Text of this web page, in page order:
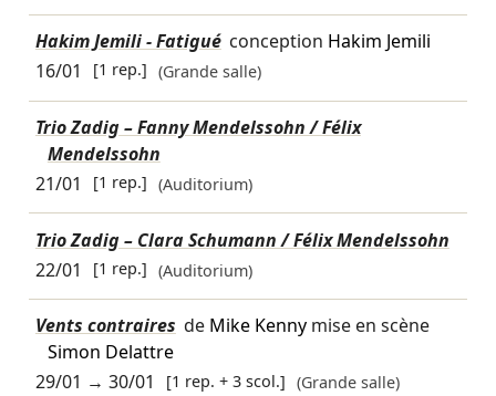
Hakim Jemili - Fatigué conception Hakim Jemili
16/01
[1 rep.] (Grande salle)
Trio Zadig – Fanny Mendelssohn / Félix
Mendelssohn
21/01
[1 rep.] (Auditorium)
Trio Zadig – Clara Schumann / Félix Mendelssohn
22/01
[1 rep.] (Auditorium)
Vents contraires de Mike Kennymise en scène
Simon Delattre
29/01 → 30/01 [1 rep. + 3 scol.] (Grande salle)